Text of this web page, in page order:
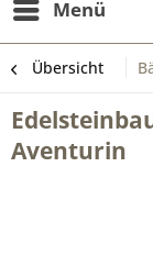
Menü
Übersicht
Aventurin